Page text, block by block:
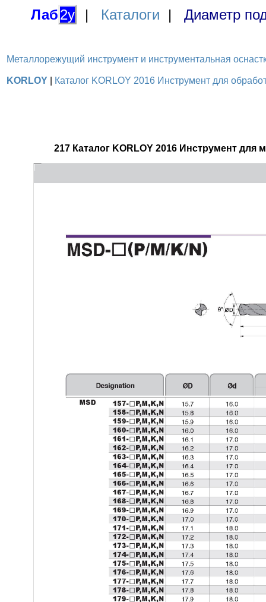
Лаб2у | Каталоги | Диаметр
Металлорежущий инструмент и инструментальная
KORLOY Каталог KORLOY 2016 Инструмент для
217 Каталог KORLOY 2016 Инструмент